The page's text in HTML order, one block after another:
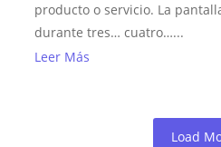
producto o servicio. La
durante tres… cuatro…...
Leer Más
Load